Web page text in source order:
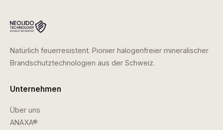
Natürlich feuerresistent. Pionier halogenfreier mineralischer
Brandschutztechnologien aus der Schweiz.
Unternehmen
Über uns
ANAXA®